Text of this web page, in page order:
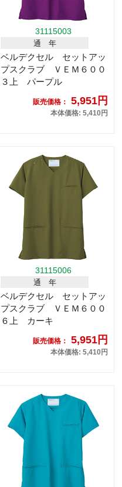
31115003
通 年
ベルデクセル セットアッ
プスクラブ ＶＥＭ６００
３上 パープル
販売価格： 5,951円
本体価格: 5,410円
31115006
通 年
ベルデクセル セットアッ
プスクラブ ＶＥＭ６００
６上 カーキ
販売価格： 5,951円
本体価格: 5,410円